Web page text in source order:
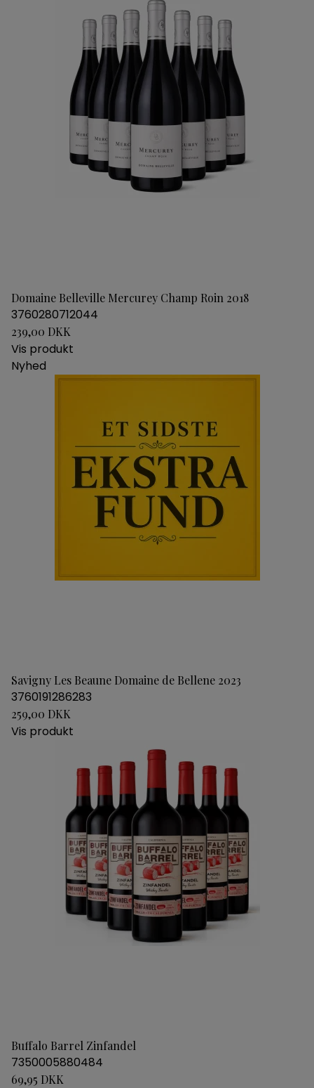
Domaine Belleville Mercurey Champ Roin 2018
3760280712044
239,00 DKK
Vis produkt
Nyhed
Savigny Les Beaune Domaine de Bellene 2023
3760191286283
259,00 DKK
Vis produkt
Buffalo Barrel Zinfandel
7350005880484
69,95 DKK